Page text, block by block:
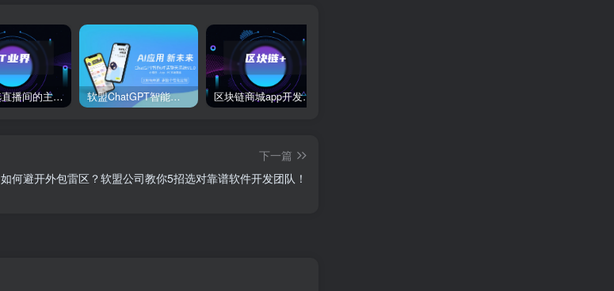
东方甄选直播间的主播董宇辉在卖玉米时称“918是好日子”，此事引发网络热议。 软盟ChatGPT智能聊天对话系统 区块链商城app开发有什么好处和坏处？
下一篇
如何避开外包雷区？软盟公司教你5招选对靠谱软件开发团队！